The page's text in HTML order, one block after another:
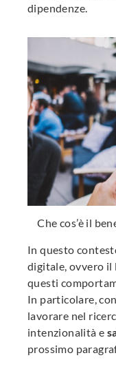
dipendenze.
Che cos’è il
In questo
digitale, ovvero il
questi
In particolare,
lavorare nel
intenzionalità e
prossimo